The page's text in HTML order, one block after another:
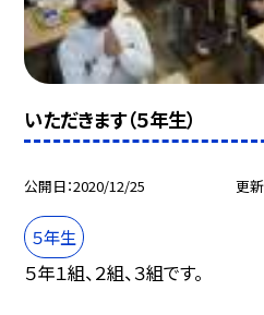
いただきます（５年生）
公開日 2020/12/25 更
５年生
５年１組、２組、３組です。